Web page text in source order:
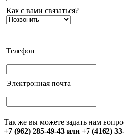
Как с вами связаться?
Телефон
Электронная почта
Так же вы можете задать нам
+7 (962) 285-49-43 или +7 (4162)